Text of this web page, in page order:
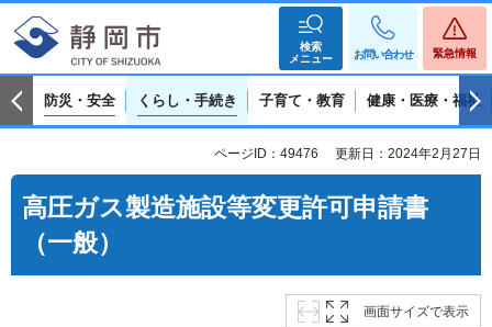
検索
メニュー
お問い合わせ 緊急情報
防災・安全 くらし・手続き 子育て・教育 健康・医療・福祉
ページID：49476 更新日：2024年2月27日
高圧ガス製造施設等変更許可申請書
（一般）
画面サイズで表示